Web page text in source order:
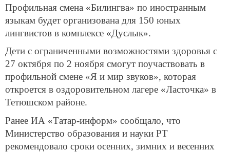
Профильная смена «Билингва» по иностранным
языкам будет организована для 150 юных
лингвистов в комплексе «Дуслык».
Дети с ограниченными возможностями здоровья с
27 октября по 2 ноября смогут поучаствовать в
профильной смене «Я и мир звуков», которая
откроется в оздоровительном лагере «Ласточка» в
Тетюшском районе.
Ранее ИА «Татар-информ» сообщало, что
Министерство образования и науки РТ
рекомендовало сроки осенних, зимних и весенних